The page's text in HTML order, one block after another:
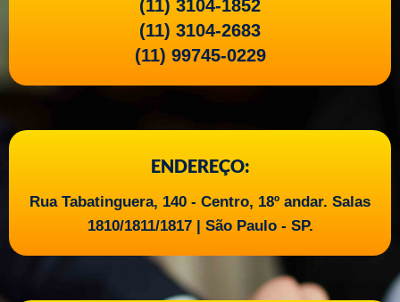
(11) 3104-1852
(11) 3104-2683
(11) 99745-0229
ENDEREÇO:
Rua Tabatinguera, 140 - Centro, 18º andar. Salas
1810/1811/1817 | São Paulo - SP.